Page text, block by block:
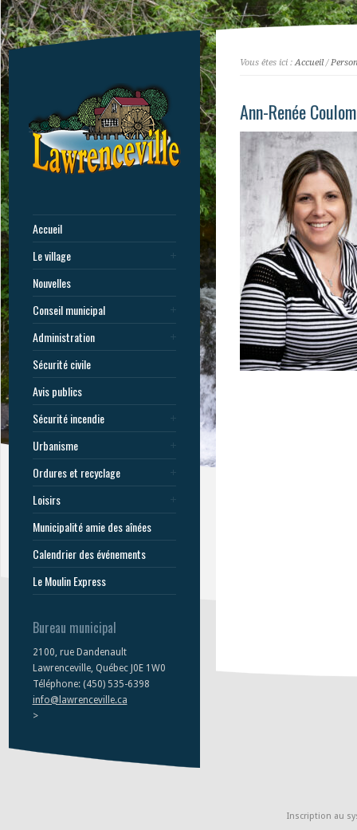
Accueil
Le village
Nouvelles
Conseil municipal
Administration
Sécurité civile
Avis publics
Sécurité incendie
Urbanisme
Ordures et recyclage
Loisirs
Municipalité amie des aînées
Calendrier des événements
Le Moulin Express
Bureau municipal
2100, rue Dandenault
Lawrenceville, Québec J0E 1W0
Téléphone: (450) 535-6398
info@lawrenceville.ca
>
Vous êtes ici :Accueil/
Ann-Renée
Inscription au